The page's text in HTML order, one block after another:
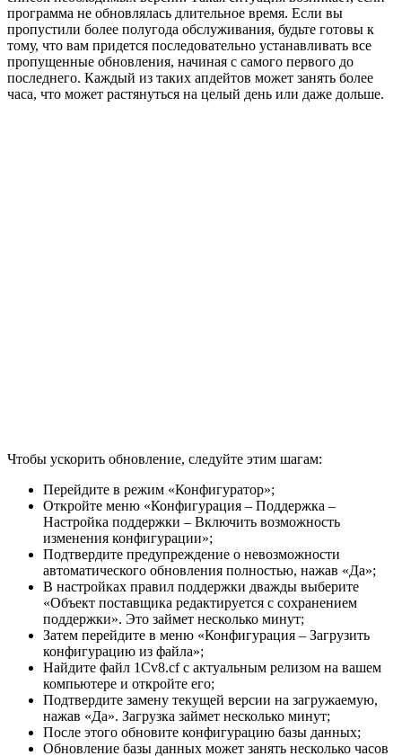
программа не обновлялась длительное время. Если вы
пропустили более полугода обслуживания, будьте готовы к
тому, что вам придется последовательно устанавливать все
пропущенные обновления, начиная с самого первого до
последнего. Каждый из таких апдейтов может занять более
часа, что может растянуться на целый день или даже дольше.
Чтобы ускорить обновление, следуйте этим шагам:
Перейдите в режим «Конфигуратор»;
Откройте меню «Конфигурация – Поддержка –
Настройка поддержки – Включить возможность
изменения конфигурации»;
Подтвердите предупреждение о невозможности
автоматического обновления полностью, нажав «Да»;
В настройках правил поддержки дважды выберите
«Объект поставщика редактируется с сохранением
поддержки». Это займет несколько минут;
Затем перейдите в меню «Конфигурация – Загрузить
конфигурацию из файла»;
Найдите файл 1Cv8.cf с актуальным релизом на вашем
компьютере и откройте его;
Подтвердите замену текущей версии на загружаемую,
нажав «Да». Загрузка займет несколько минут;
После этого обновите конфигурацию базы данных;
Обновление базы данных может занять несколько часов